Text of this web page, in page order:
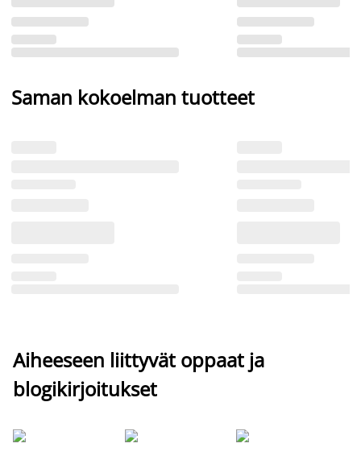
Saman kokoelman tuotteet
Aiheeseen liittyvät oppaat ja
blogikirjoitukset